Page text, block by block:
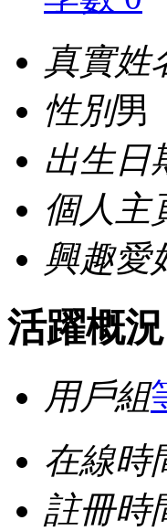
真實姓
性別男
出生日
個人主
興趣愛
活躍概況
用戶組
在線時
註冊時